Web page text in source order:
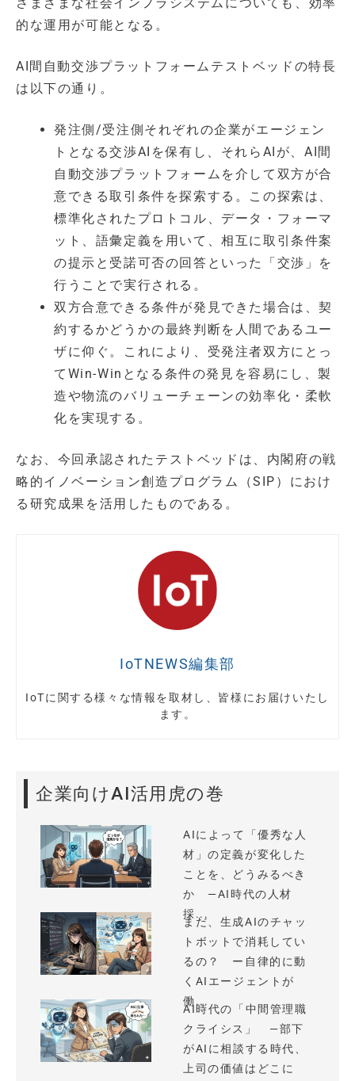
的な運用が可能となる。
AI間自動交渉プラットフォームテストベッドの特長
は以下の通り。
発注側/受注側それぞれの企業がエージェン
トとなる交渉AIを保有し、それらAIが、AI間
自動交渉プラットフォームを介して双方が合
意できる取引条件を探索する。この探索は、
標準化されたプロトコル、データ・フォーマ
ット、語彙定義を用いて、相互に取引条件案
の提示と受諾可否の回答といった「交渉」を
行うことで実行される。
双方合意できる条件が発見できた場合は、契
約するかどうかの最終判断を人間であるユー
ザに仰ぐ。これにより、受発注者双方にとっ
てWin-Winとなる条件の発見を容易にし、製
造や物流のバリューチェーンの効率化・柔軟
化を実現する。
なお、今回承認されたテストベッドは、内閣府の戦
略的イノベーション創造プログラム（SIP）におけ
る研究成果を活用したものである。
IoTNEWS編集部
IoTに関する様々な情報を取材し、皆様にお届けいたし
ます。
企業向けAI活用虎の巻
AIによって「優秀な人
材」の定義が変化した
ことを、どうみるべき
か —AI時代の人材
採...
まだ、生成AIのチャッ
トボットで消耗してい
るの？ ー自律的に動
くAIエージェントが
働...
AI時代の「中間管理職
クライシス」 —部下
がAIに相談する時代、
上司の価値はどこに